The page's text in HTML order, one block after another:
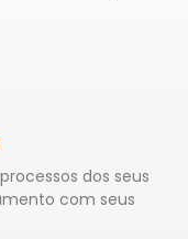
dos seus
com seus